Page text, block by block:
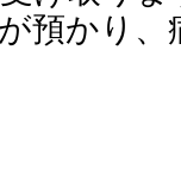
預かり、